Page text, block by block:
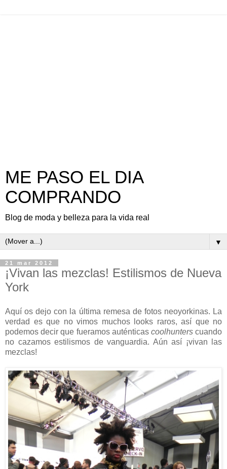
ME PASO EL DIA
COMPRANDO
Blog de moda y belleza para la vida real
▼
21 mar 2012
¡Vivan las mezclas! Estilismos de Nueva
York
Aquí os dejo con la última remesa de fotos neoyorkinas. La
verdad es que no vimos muchos looks raros, así que no
podemos decir que fueramos auténticas coolhunterscuando
no cazamos estilismos de vanguardia. Aún así ¡vivan las
mezclas!